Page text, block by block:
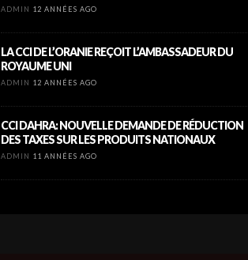
ADMIN 12 ANNÉES AGO
LA CCI DE L’ORANIE REÇOIT L’AMBASSADEUR DU
ROYAUME UNI
ADMIN 12 ANNÉES AGO
CCI DAHRA: NOUVELLE DEMANDE DE RÉDUCTION
DES TAXES SUR LES PRODUITS NATIONAUX
ADMIN 11 ANNÉES AGO